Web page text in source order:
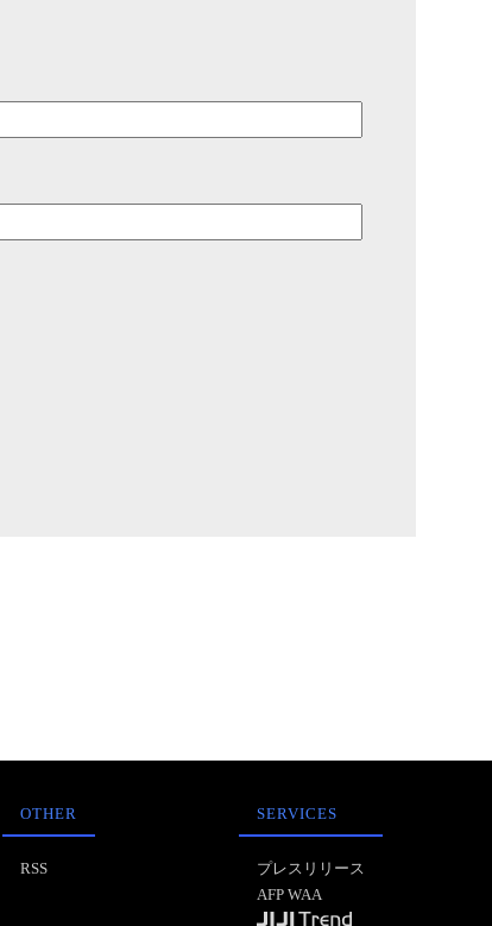
OTHER
RSS
SERVICES
プレスリリース
AFP WAA